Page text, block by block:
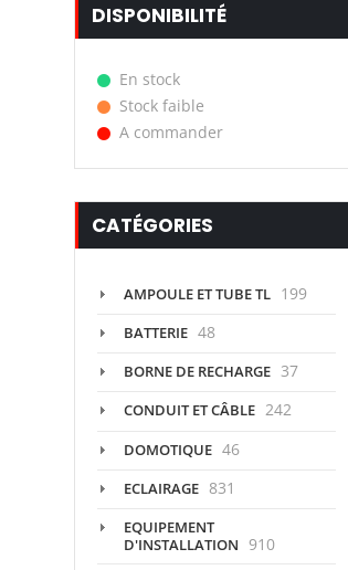
DISPONIBILITÉ
En stock
Stock faible
A commander
CATÉGORIES
AMPOULE ET TUBE TL 199
BATTERIE 48
BORNE DE RECHARGE 37
CONDUIT ET CÂBLE 242
DOMOTIQUE 46
ECLAIRAGE 831
EQUIPEMENT
D'INSTALLATION 910